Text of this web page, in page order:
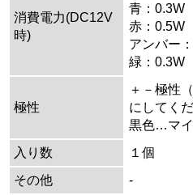
消費電力(DC12V
時)
青：0.3W
赤：0.5W
アンバー
緑：0.3W
極性
＋－極性
にしてく
黒色…マ
入り数
１個
その他
-